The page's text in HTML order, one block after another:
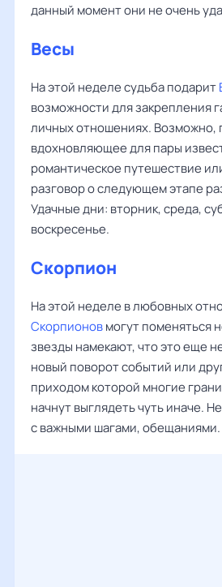
данный момент они не очень
Весы
На этой неделе судьба подарит
возможности для закрепления
личных отношениях. Возможно,
вдохновляющее для пары
романтическое путешествие
разговор о следующем этапе
Удачные дни: вторник, среда,
воскресенье.
Скорпион
На этой неделе в любовных
Скорпионовмогут поменяться
звезды намекают, что это еще
новый поворот событий или
приходом которой многие
начнут выглядеть чуть иначе.
с важными шагами, обещаниями.